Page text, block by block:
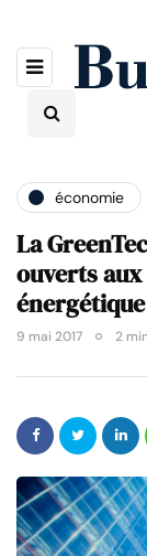
économie
La
ouverts
énergétique
9 mai 2017 2